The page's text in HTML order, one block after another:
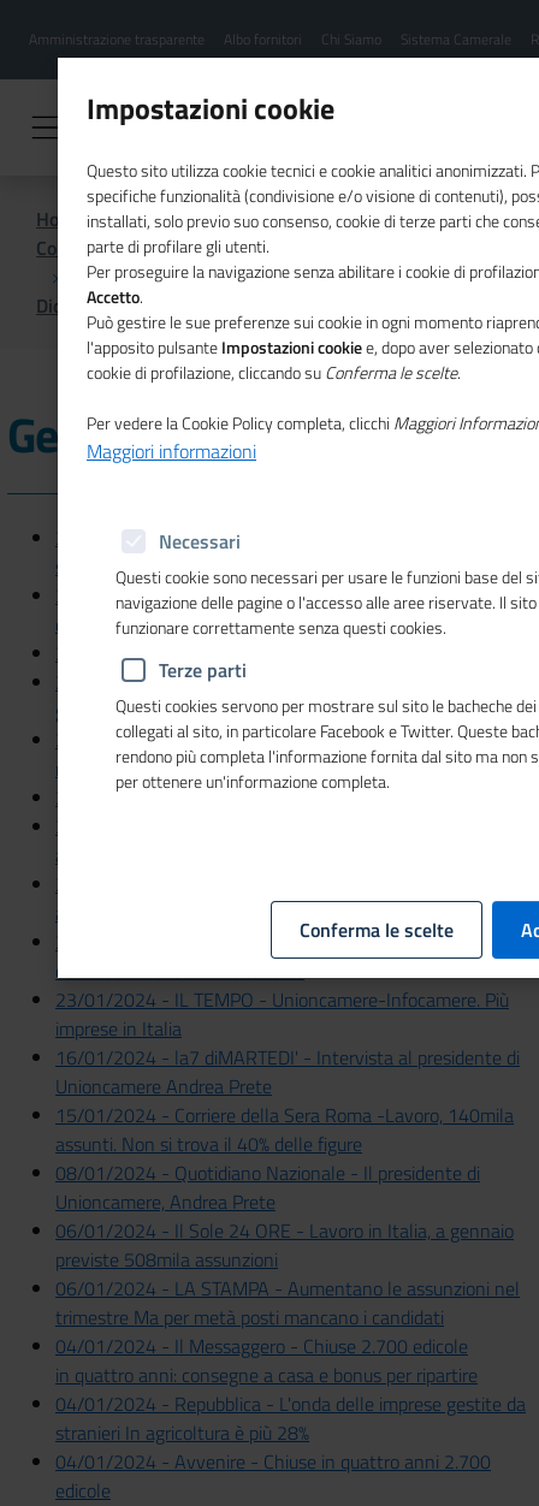
contenuto
Menu
hamburgher
Amministrazione trasparente Albo fornitori Chi Siamo Sistema Camerale
Home
Comunicazione istituzionale per il sistema camerale
Dicono di noi
Gennaio 2024
31/01/2024 - TGCOM 24 - Intervista al presidente Prete
sul crescente mismatch del mondo del lavoro
31/01/2024 - Il Sole 24 ORE - Imprese a caccia di 47mila
diplomati degli Its Academy
29/01/2024 - LA STAMPA - Gli introvabili del lavoro
26/01/2024 - ItaliaOggi - Già 110 le aziende risanate
grazie alla composizione negoziata
25/01/2024 - La Sicilia - Crisi d'impresa, fondo per
negoziare
25/01/2024 - MF Sicilia - Crisi un po'più facili
24/01/2024 - Il Sole 24 ORE - Sostenibilità aziendale
anche con il volontariato
23/01/2024 - Il Messaggero - Imprese, 42mila in più in un
anno
23/01/2024 - Il Sole 24 ORE - Nel 2023 +42mila imprese
con il traino di edilizia e turismo
23/01/2024 - IL TEMPO - Unioncamere-Infocamere. Più
imprese in Italia
16/01/2024 - la7 diMARTEDI' - Intervista al presidente di
Unioncamere Andrea Prete
15/01/2024 - Corriere della Sera Roma -Lavoro, 140mila
assunti. Non si trova il 40% delle figure
08/01/2024 - Quotidiano Nazionale - Il presidente di
Unioncamere, Andrea Prete
06/01/2024 - Il Sole 24 ORE - Lavoro in Italia, a gennaio
previste 508mila assunzioni
06/01/2024 - LA STAMPA - Aumentano le assunzioni nel
trimestre Ma per metà posti mancano i candidati
04/01/2024 - Il Messaggero - Chiuse 2.700 edicole
in quattro anni: consegne a casa e bonus per ripartire
04/01/2024 - Repubblica - L'onda delle imprese gestite da
stranieri In agricoltura è più 28%
04/01/2024 - Avvenire - Chiuse in quattro anni 2.700
edicole
Impostazioni cookie
Questo sito utilizza cookie tecnici e cookie analitici anonimizzati.
specifiche funzionalità (condivisione e/o visione di contenuti),
installati, solo previo suo consenso, cookie di terze parti che
parte di profilare gli utenti.
Per proseguire la navigazione senza abilitare i cookie di
Accetto.
Può gestire le sue preferenze sui cookie in ogni momento
l'apposito pulsanteImpostazioni cookiee, dopo aver
cookie di profilazione, cliccando suConferma le scelte.
Per vedere la Cookie Policy completa, clicchi Maggiori
Maggiori informazioni
Necessari
Questi cookie sono necessari per usare le funzioni base del
navigazione delle pagine o l'accesso alle aree riservate. Il
funzionare correttamente senza questi cookies.
Terze parti
Questi cookies servono per mostrare sul sito le bacheche
collegati al sito, in particolare Facebook e Twitter. Queste
rendono più completa l'informazione fornita dal sito ma non
per ottenere un'informazione completa.
Conferma le scelte